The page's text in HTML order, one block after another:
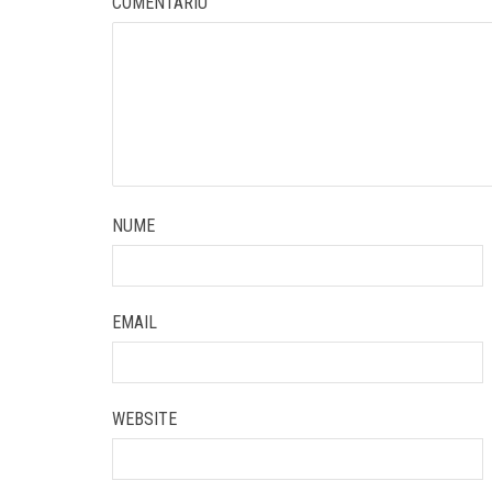
NUME
EMAIL
WEBSITE